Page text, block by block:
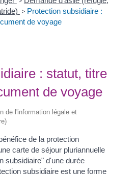
> Protection subsidiaire :
de voyage
: statut, titre
de voyage
de l'information légale et
de la protection
carte de séjour pluriannuelle
subsidiaire" d'une durée
subsidiaire est une forme